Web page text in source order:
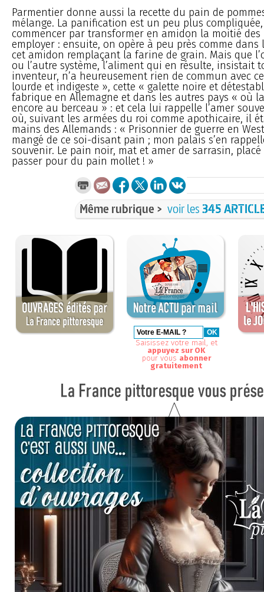
Parmentier donne aussi la recette du pain de
mélange. La panification est un peu plus
commencer par transformer en amidon la moitié des
employer : ensuite, on opère à peu près comme dans
cet amidon remplaçant la farine de grain. Mais que
ou l’autre système, l’aliment qui en résulte, insistait
inventeur, n’a heureusement rien de commun avec
lourde et indigeste », cette « galette noire et
fabrique en Allemagne et dans les autres pays « où
encore au berceau » : et cela lui rappelle l’amer
où, suivant les armées du roi comme apothicaire, il
mains des Allemands : « Prisonnier de guerre en
mangé de ce soi-disant pain ; mon palais s’en
souvenir. Le pain noir, mat et amer de sarrasin,
passer pour du pain mollet ! »
Même rubrique > voir les345
Saisissez votre mail, et
appuyez sur OK
pour vous abonner
gratuitement